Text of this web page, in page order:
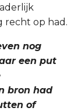
recht op had.
nog
een put
bron had
of